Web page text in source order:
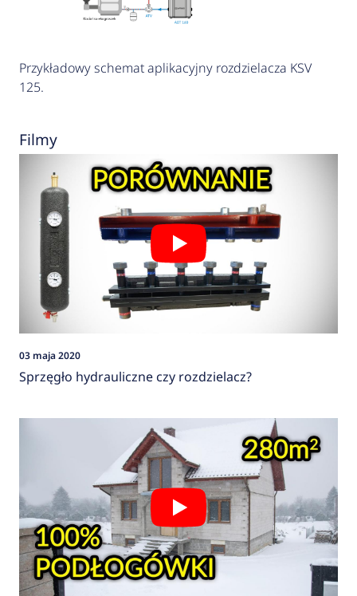
Przykładowy schemat aplikacyjny rozdzielacza KSV
125.
Filmy
03 maja 2020
Sprzęgło hydrauliczne czy rozdzielacz?